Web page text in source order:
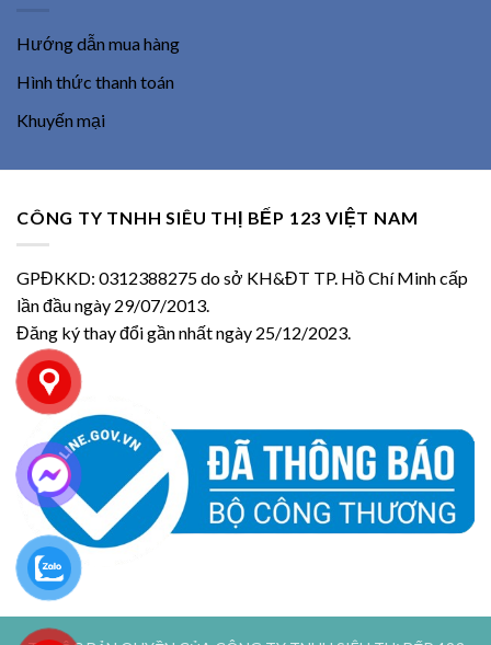
Hướng dẫn mua hàng
Hình thức thanh toán
Khuyến mại
CÔNG TY TNHH SIÊU THỊ BẾP 123 VIỆT NAM
GPĐKKD: 0312388275 do sở KH&ĐT TP. Hồ Chí Minh cấp
lần đầu ngày 29/07/2013.
Đăng ký thay đổi gần nhất ngày 25/12/2023.